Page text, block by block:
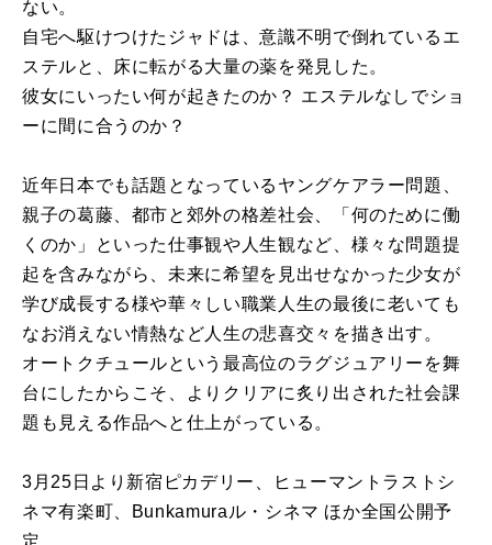
ない。
自宅へ駆けつけたジャドは、意識不明で倒れているエ
ステルと、床に転がる大量の薬を発見した。
彼女にいったい何が起きたのか？ エステルなしでショ
ーに間に合うのか？
近年日本でも話題となっているヤングケアラー問題、
親子の葛藤、都市と郊外の格差社会、「何のために働
くのか」といった仕事観や人生観など、様々な問題提
起を含みながら、未来に希望を見出せなかった少女が
学び成長する様や華々しい職業人生の最後に老いても
なお消えない情熱など人生の悲喜交々を描き出す。
オートクチュールという最高位のラグジュアリーを舞
台にしたからこそ、よりクリアに炙り出された社会課
題も見える作品へと仕上がっている。
3月25日より新宿ピカデリー、ヒューマントラストシ
ネマ有楽町、Bunkamuraル・シネマ ほか全国公開予